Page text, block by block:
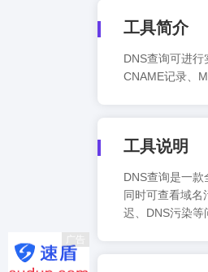
工具简介
DNS查询可进
CNAME记录、
工具说明
DNS查询是一
同时可查看域
迟、DNS污染等
广告